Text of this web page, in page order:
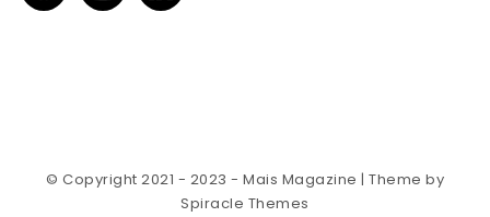
© Copyright 2021 - 2023 - Mais Magazine | Theme by
Spiracle Themes